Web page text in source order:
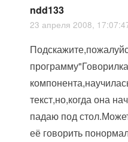
ndd133
23 апреля 2008,
текст,но,когда она
падаю под
её говорить